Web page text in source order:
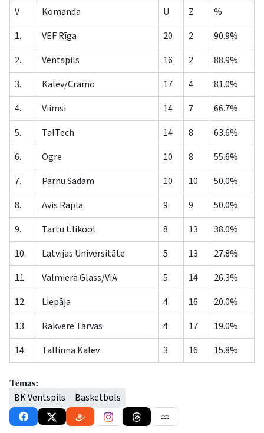
V
Komanda U Z
%
1.
VEF Rīga 20 2
90.9%
2.
Ventspils 16 2
88.9%
3.
Kalev/Cramo 17 4
81.0%
4.
Viimsi 14 7
66.7%
5.
TalTech 14 8
63.6%
6.
Ogre 10 8
55.6%
7.
Pärnu Sadam 10 10
50.0%
8.
Avis Rapla 9 9
50.0%
9.
Tartu Ülikool 8 13
38.0%
10.
Latvijas Universitāte 5 13
27.8%
11.
Valmiera Glass/ViA 5 14
26.3%
12.
Liepāja 4 16
20.0%
13.
Rakvere Tarvas 4 17
19.0%
14.
Tallinna Kalev 3 16 15.8%
Tēmas:
BK Ventspils Basketbols